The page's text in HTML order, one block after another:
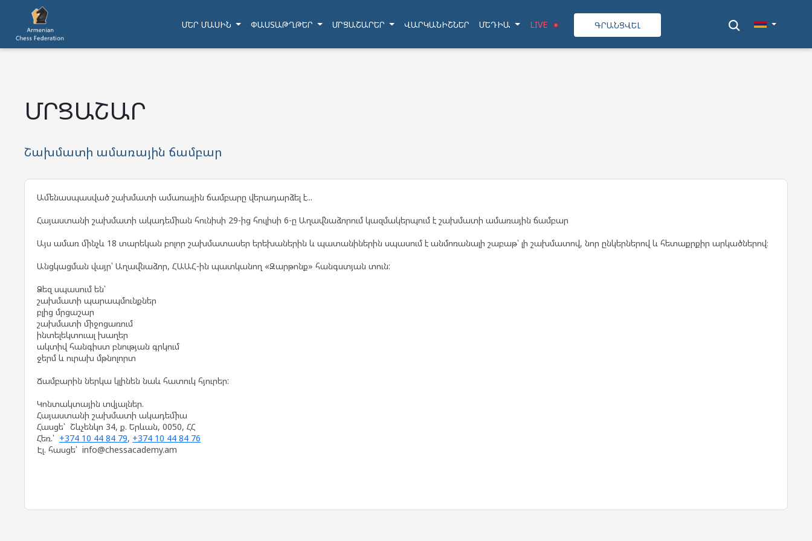
ՄԵՐ ՄԱՍԻՆ ՓԱՍՏԱԹՂԹԵՐ ՄՐՑԱՇԱՐԵՐ ՎԱՐԿԱՆԻՇՆԵՐ ՄԵԴԻԱ LIVE ԳՐԱՆՑՎԵԼ
ՄՐՑԱՇԱՐ
Շախմատի ամառային ճամբար
Ամենասպասված շախմատի ամառային ճամբարը վերադարձել է...
Հայաստանի շախմատի ակադեմիան հունիսի 29-ից հուլիսի 6-ը Աղավնաձորում կազմակերպում է շախմատի ամառային ճամբար
Այս ամառ մինչև 18 տարեկան բոլոր շախմատասեր երեխաներին և պատանիներին սպասում է անմոռանալի շաբաթ՝ լի շախմատով, նոր ընկերներով և հետաքրքիր արկածներով։
Անցկացման վայր՝ Աղավնաձոր, ՀԱԱՀ-ին պատկանող «Զարթոնք» հանգստյան տուն:
Ձեզ սպասում են՝
շախմատի պարապմունքներ
բլից մրցաշար
շախմատի միջոցառում
ինտելեկտուալ խաղեր
ակտիվ հանգիստ բնության գրկում
ջերմ և ուրախ մթնոլորտ
Ճամբարին ներկա կլինեն նաև հատուկ հյուրեր:
Կոնտակտային տվյալներ.
Հայաստանի շախմատի ակադեմիա
Հասցե՝ Շևչենկո 34, ք. Երևան, 0050, ՀՀ
Հեռ.՝ +374 10 44 84 79, +374 10 44 84 76
Էլ. հասցե՝ info@chessacademy.am